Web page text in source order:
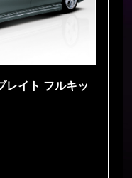
イト フルキッ